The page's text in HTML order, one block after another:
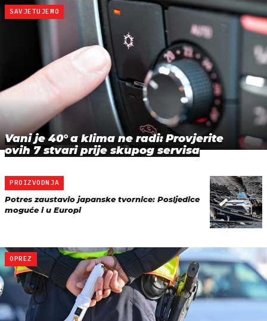
SAVJETUJEMO
Vani je 40° a klima ne radi: Provjerite
ovih 7 stvari prije skupog servisa
PROIZVODNJA
Potres zaustavio japanske tvornice: Posljedice
moguće i u Europi
OPREZ